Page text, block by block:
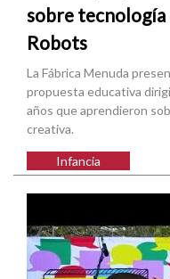
sobre
Robots
La Fábrica Menuda
propuesta educativa
años que aprendieron
creativa.
Infancia